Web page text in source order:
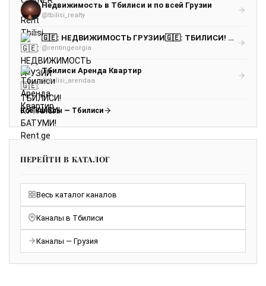
Недвижимость в Тбилиси и по всей Грузии
@tbilisi_realty
🇬🇪: НЕДВИЖИМОСТЬ ГРУЗИИ🇬🇪: ТБИЛИСИ! КУТАИСИ! БАТУМИ! Rent.ge
@rentingeorgia
Тбилиси Аренда Квартир
@tbilisi_arendaa
Все каналы — Тбилиси
ПЕРЕЙТИ В КАТАЛОГ
Весь каталог каналов
Каналы в Тбилиси
Каналы — Грузия